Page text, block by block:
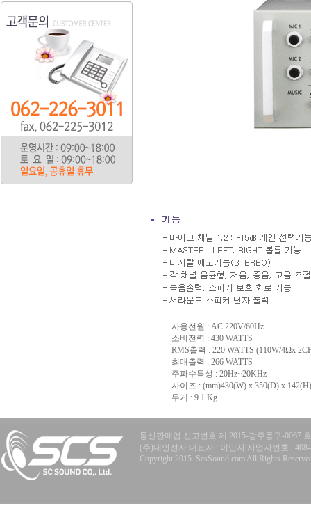
사용전원 : AC 220V/60Hz
소비전력 : 430 WATTS
RMS출력 : 220 WATTS (110W/4Ωx
최대출력 : 266 WATTS
주파수특성 : 20Hz~20KHz
사이즈 : (mm)430(W) x 350(D) x
무게 : 9.1 Kg
통신판매업 신고번호 제 2015-광주동구-0067
(주)대인전자 대표자 : 이민자 사업자번호 :
Copyright 2015. ScsSound.com All Rights